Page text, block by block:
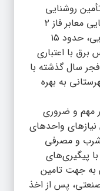
روشنایی
شهرک نیز پروژه احداث و تکمیل روشنایی معابر فاز ۲
شهرک صنعتی با نصب ۲۶۴ تیر روشنایی، حدود ۱۵
۱۱ عدد ترانس برق با اعتباری
فجر سال گذشته با
به بهره
مهم و ضروری
واحدهای
و مصرفی
پیگیری‌های
به جهت تامین
پس از اخذ